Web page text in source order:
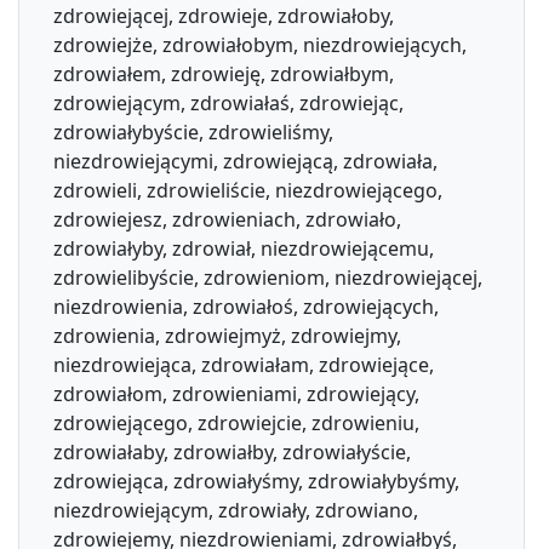
zdrowiejącej, zdrowieje, zdrowiałoby,
zdrowiejże, zdrowiałobym, niezdrowiejących,
zdrowiałem, zdrowieję, zdrowiałbym,
zdrowiejącym, zdrowiałaś, zdrowiejąc,
zdrowiałybyście, zdrowieliśmy,
niezdrowiejącymi, zdrowiejącą, zdrowiała,
zdrowieli, zdrowieliście, niezdrowiejącego,
zdrowiejesz, zdrowieniach, zdrowiało,
zdrowiałyby, zdrowiał, niezdrowiejącemu,
zdrowielibyście, zdrowieniom, niezdrowiejącej,
niezdrowienia, zdrowiałoś, zdrowiejących,
zdrowienia, zdrowiejmyż, zdrowiejmy,
niezdrowiejąca, zdrowiałam, zdrowiejące,
zdrowiałom, zdrowieniami, zdrowiejący,
zdrowiejącego, zdrowiejcie, zdrowieniu,
zdrowiałaby, zdrowiałby, zdrowiałyście,
zdrowiejąca, zdrowiałyśmy, zdrowiałybyśmy,
niezdrowiejącym, zdrowiały, zdrowiano,
zdrowiejemy, niezdrowieniami, zdrowiałbyś,